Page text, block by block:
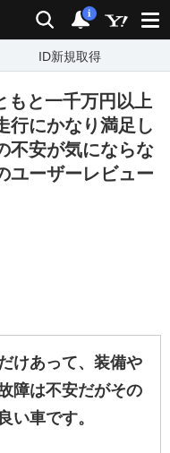
検索 通知
i
ID新規取得
もと一千万円以上
行にかなり満足し
不安が気にならな
ユーザーレビュー
けあって、装備や
障は不安だがその
い車です。